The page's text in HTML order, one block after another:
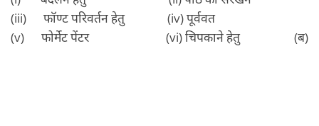
(iii) फॉण्‍ट परिवर्तन हेतु (iv) पूर्ववत
(v) फोर्मेट पेंटर (vi) चिपकाने हेतु (ब)